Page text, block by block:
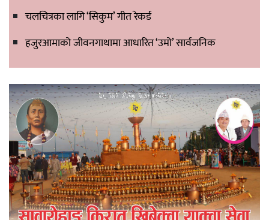
चलचित्रका लागि ‘सिकुम’ गीत रेकर्ड
हजुरआमाको जीवनगाथामा आधारित ‘उमो’ सार्वजनिक